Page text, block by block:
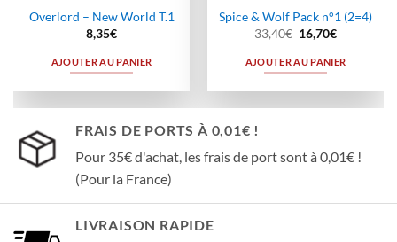
Overlord – New World T.1
8,35€
AJOUTER AU PANIER
Spice & Wolf Pack n°1 (2=4)
33,40€ Le
prix
initial
était :
16,70€Le
actuel
est :
AJOUTER AU PANIER
FRAIS DE PORTS À 0,01€ !
Pour 35€ d'achat, les frais de port sont à 0,01€ !
(Pour la France)
LIVRAISON RAPIDE